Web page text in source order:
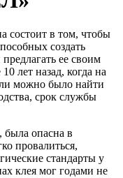
состоит в том, чтобы
создать
ее своим
лет назад, когда на
можно было найти
срок службы
была опасна в
провалиться,
стандарты у
клея мог годами не